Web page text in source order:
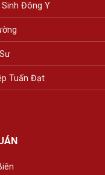
Đông Y
Tuấn Đạt